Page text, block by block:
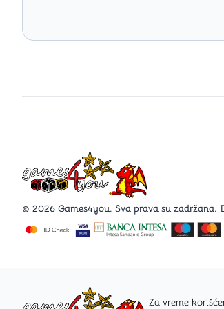
Za vreme
Games4you logo
© 2026 Games4you. Sva prava su zadržana.